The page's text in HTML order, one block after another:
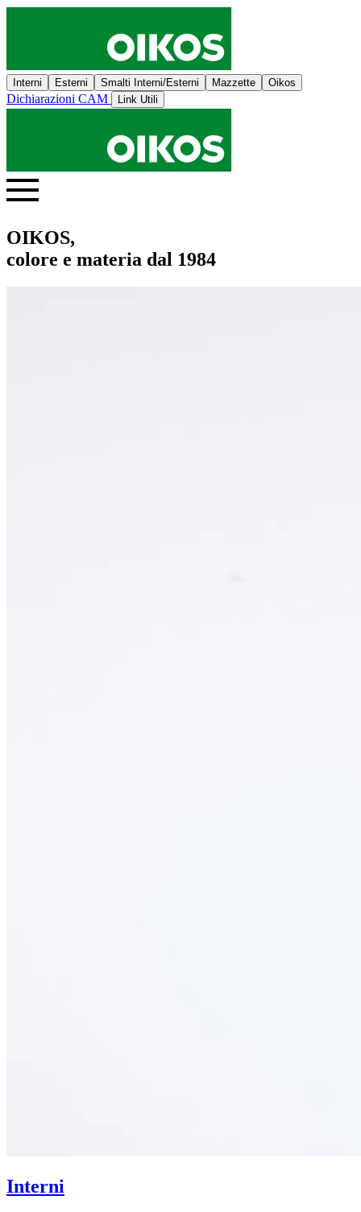
Interni Esterni Smalti Interni/Esterni Mazzette Oikos
Dichiarazioni CAM Link Utili
OIKOS,
colore e materia dal 1984
Interni